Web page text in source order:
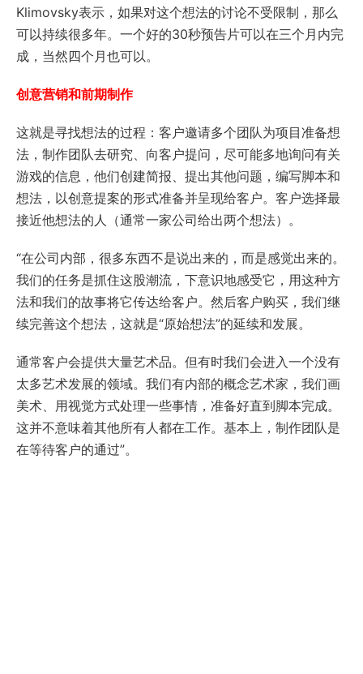
Klimovsky表示，如果对这个想法的讨论不受限制，那么
可以持续很多年。一个好的30秒预告片可以在三个月内完
成，当然四个月也可以。
创意营销和前期制作
这就是寻找想法的过程：客户邀请多个团队为项目准备想
法，制作团队去研究、向客户提问，尽可能多地询问有关
游戏的信息，他们创建简报、提出其他问题，编写脚本和
想法，以创意提案的形式准备并呈现给客户。客户选择最
接近他想法的人（通常一家公司给出两个想法）。
“在公司内部，很多东西不是说出来的，而是感觉出来的。
我们的任务是抓住这股潮流，下意识地感受它，用这种方
法和我们的故事将它传达给客户。然后客户购买，我们继
续完善这个想法，这就是“原始想法”的延续和发展。
通常客户会提供大量艺术品。但有时我们会进入一个没有
太多艺术发展的领域。我们有内部的概念艺术家，我们画
美术、用视觉方式处理一些事情，准备好直到脚本完成。
这并不意味着其他所有人都在工作。基本上，制作团队是
在等待客户的通过”。